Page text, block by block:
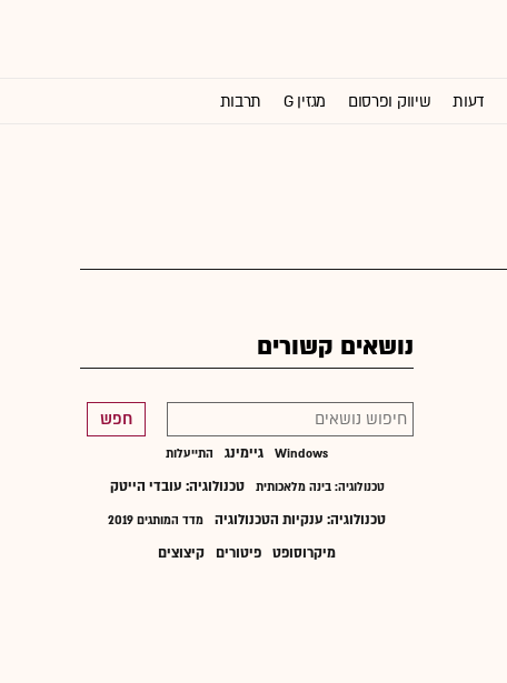
דעות שיווק ופרסום מגזין G תרבות
נושאים קשורים
חפש
Windows גיימינג התייעלות
טכנולוגיה: בינה מלאכותית
טכנולוגיה: עובדי הייטק
טכנולוגיה: ענקיות הטכנולוגיה
מדד המותגים 2019
מיקרוסופט פיטורים קיצוצים